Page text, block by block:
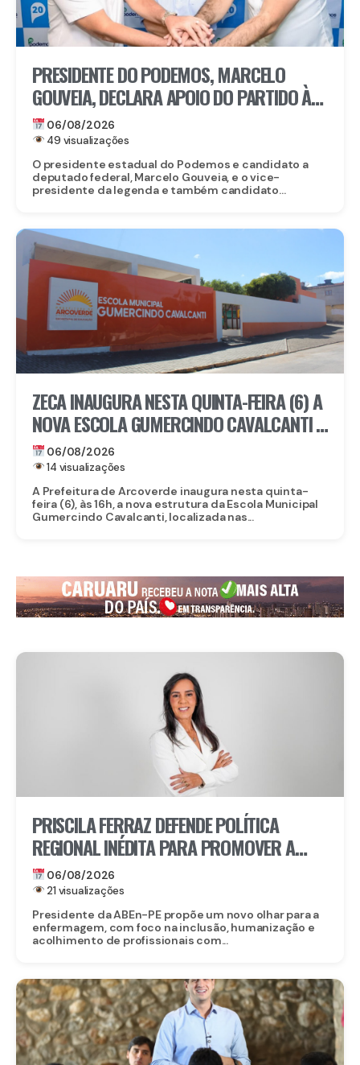
PRESIDENTE DO PODEMOS, MARCELO
GOUVEIA, DECLARA APOIO DO PARTIDO À
CANDIDATURA DE EDUARDO DA FONTE AO
SENADO
06/08/2026
49 visualizações
O presidente estadual do Podemos e candidato a
deputado federal, Marcelo Gouveia, e o vice-
presidente da legenda e também candidato...
ZECA INAUGURA NESTA QUINTA-FEIRA (6) A
NOVA ESCOLA GUMERCINDO CAVALCANTI E
AUTORIZA OBRAS DE CALÇAMENTO EM
ARCOVERDE
06/08/2026
14 visualizações
A Prefeitura de Arcoverde inaugura nesta quinta-
feira (6), às 16h, a nova estrutura da Escola Municipal
Gumercindo Cavalcanti, localizada nas...
PRISCILA FERRAZ DEFENDE POLÍTICA
REGIONAL INÉDITA PARA PROMOVER A
INCLUSÃO DE ENFERMEIROS PCDS E
ATÍPICOS EM PERNAMBUCO
06/08/2026
21 visualizações
Presidente da ABEn-PE propõe um novo olhar para a
enfermagem, com foco na inclusão, humanização e
acolhimento de profissionais com...